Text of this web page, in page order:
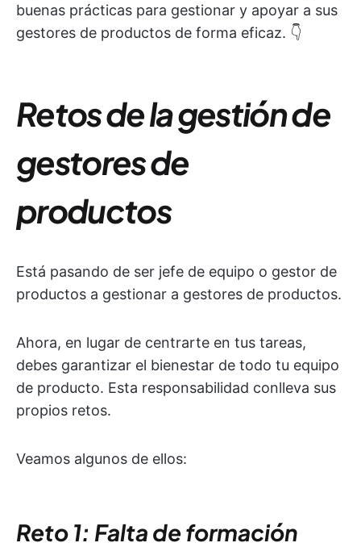
buenas prácticas para gestionar y apoyar a sus
gestores de productos de forma eficaz. 👇
Retos de la gestión de
gestores de
productos
Está pasando de ser jefe de equipo o gestor de
productos a gestionar a gestores de productos.
Ahora, en lugar de centrarte en tus tareas,
debes garantizar el bienestar de todo tu equipo
de producto. Esta responsabilidad conlleva sus
propios retos.
Veamos algunos de ellos:
Reto 1: Falta de formación